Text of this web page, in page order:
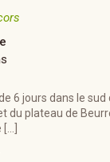
6 jours dans le
du plateau de